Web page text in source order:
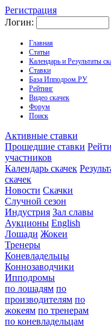
Регистрация
Логин:
Главная
Статьи
Календарь и Результаты
Ставки
База Ипподром.РУ
Рейтинг
Видео скачек
Форум
Поиск
Активные ставки
Прошедшие ставки
участников
Календарь скачек
скачек
Новости Скачки
Случной сезон
Индустрия Зал славы
Аукционы English
Лошади Жокеи
Тренеры
Коневладельцы
Коннозаводчики
Ипподромы
по лошадям по
производителям по
жокеям по тренерам
по коневладельцам